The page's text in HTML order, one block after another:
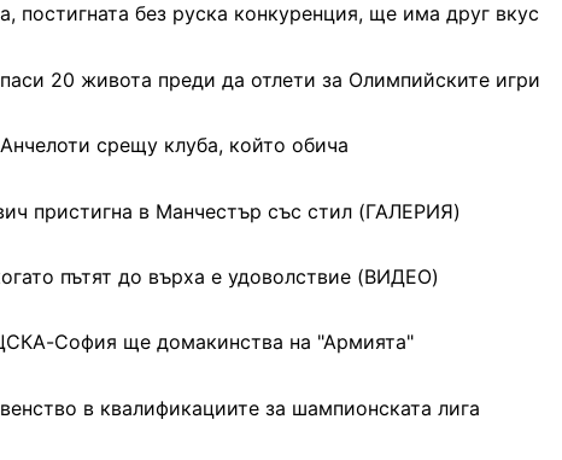
постигната без руска конкуренция, ще има друг вкус
20 живота преди да отлети за Олимпийските игри
срещу клуба, който обича
пристигна в Манчестър със стил (ГАЛЕРИЯ)
пътят до върха е удоволствие (ВИДЕО)
София ще домакинства на "Армията"
в квалификациите за шампионската лига